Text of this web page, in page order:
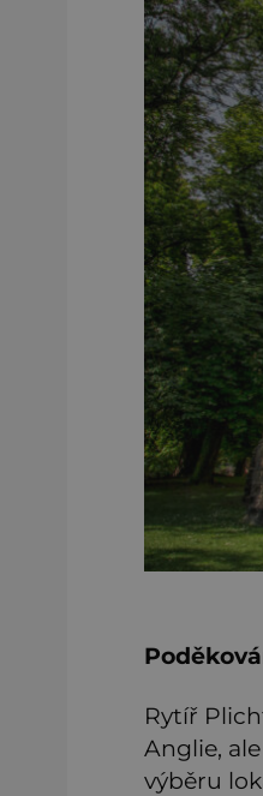
Rytíř
Anglie,
výběru